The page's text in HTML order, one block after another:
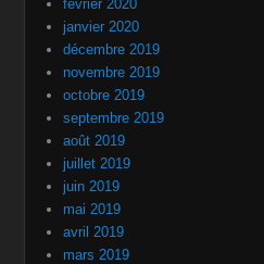
février 2020
janvier 2020
décembre 2019
novembre 2019
octobre 2019
septembre 2019
août 2019
juillet 2019
juin 2019
mai 2019
avril 2019
mars 2019